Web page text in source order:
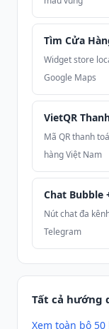
Tìm Cửa
Widget store
Google Maps
VietQR
Mã QR thanh
hàng Việt Nam
Chat Bubble
Nút chat đa
Telegram
Tất cả hướng
Xem toàn bộ